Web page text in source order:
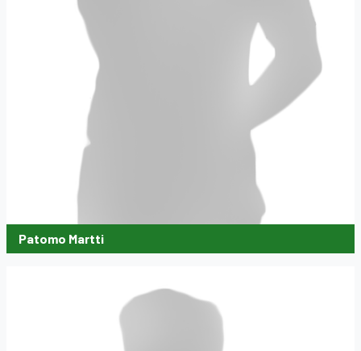
Patomo Martti